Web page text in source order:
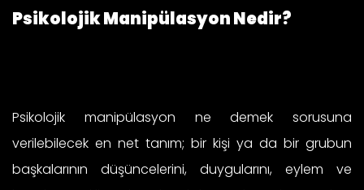
Psikolojik Manipülasyon Nedir?
Psikolojik manipülasyon ne demek sorusuna
verilebilecek en net tanım; bir kişi ya da bir grubun
başkalarının düşüncelerini, duygularını, eylem ve